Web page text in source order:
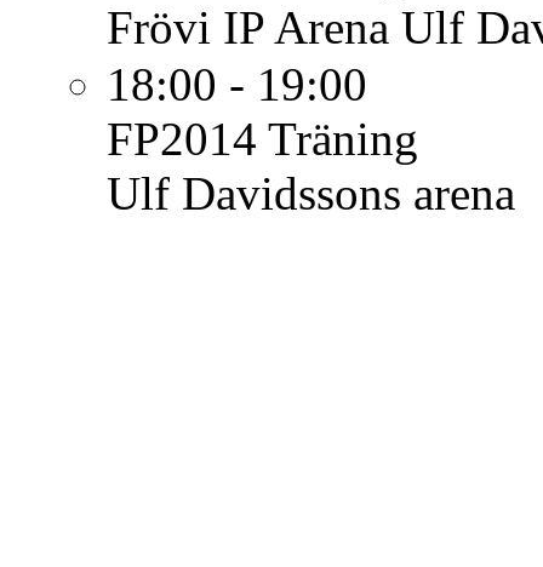
Frövi IP Arena Ulf
18:00 - 19:00
FP2014 Träning
Ulf Davidssons arena